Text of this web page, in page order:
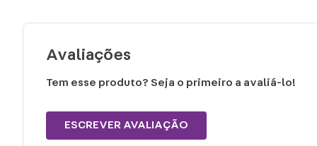
Avaliações
Tem esse produto? Seja o primeiro a avaliá-lo!
ESCREVER AVALIAÇÃO